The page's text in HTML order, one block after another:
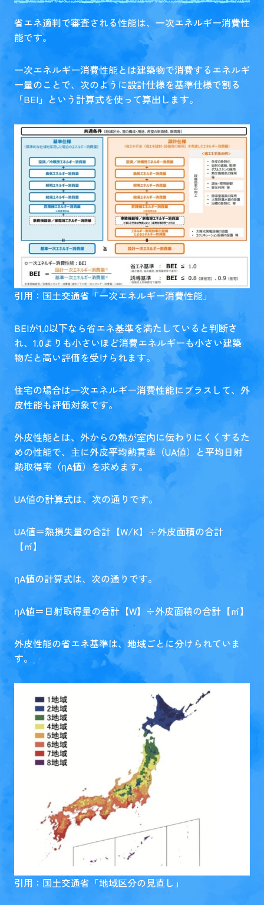
省エネ適判で審査される性能は、一次エネルギー消費性
能です。
一次エネルギー消費性能とは建築物で消費するエネルギ
ー量のことで、次のように設計仕様を基準仕様で割る
「BEI」という計算式を使って算出します。
引用：国土交通省「一次エネルギー消費性能 」
BEIが1.0以下なら省エネ基準を満たしていると判断さ
れ、1.0よりも小さいほど消費エネルギーも小さい建築
物だと高い評価を受けられます。
住宅の場合は一次エネルギー消費性能にプラスして、外
皮性能も評価対象です。
外皮性能とは、外からの熱が室内に伝わりにくくするた
めの性能で、主に外皮平均熱貫率（UA値）と平均日射
熱取得率（ηA値）を求めます。
UA値の計算式は、次の通りです。
UA値＝熱損失量の合計【W/K】÷外皮面積の合計
【㎡】
ηA値の計算式は、次の通りです。
ηA値＝日射取得量の合計【W】÷外皮面積の合計【㎡】
外皮性能の省エネ基準は、地域ごとに分けられていま
す。
引用：国土交通省「地域区分の見直し 」